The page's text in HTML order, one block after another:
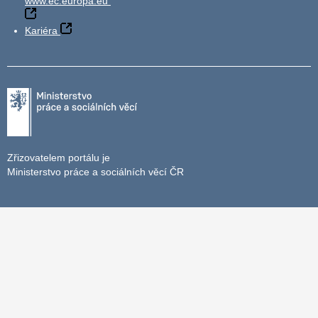
Kariéra
Zřizovatelem portálu je
Ministerstvo práce a sociálních věcí ČR